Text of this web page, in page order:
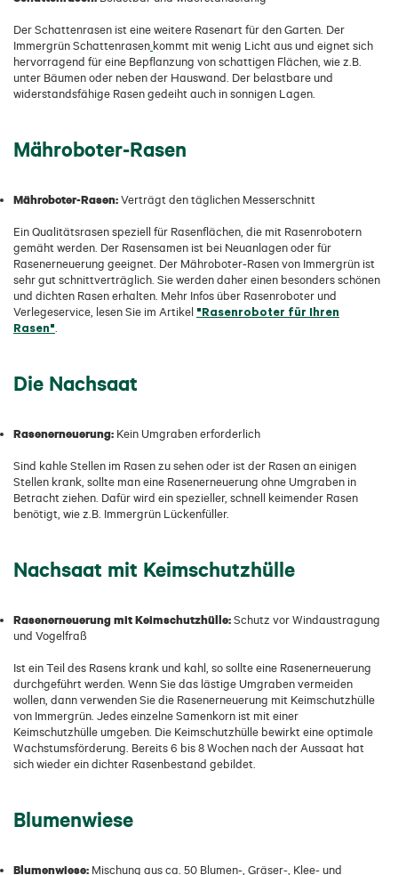
Der Schattenrasen ist eine weitere Rasenart für den Garten. Der
Immergrün Schattenrasen kommt mit wenig Licht aus und eignet sich
hervorragend für eine Bepflanzung von schattigen Flächen, wie z.B.
unter Bäumen oder neben der Hauswand. Der belastbare und
widerstandsfähige Rasen gedeiht auch in sonnigen Lagen.
Mähroboter-Rasen
Mähroboter-Rasen:Verträgt den täglichen Messerschnitt
Ein Qualitätsrasen speziell für Rasenflächen, die mit Rasenrobotern
gemäht werden. Der Rasensamen ist bei Neuanlagen oder für
Rasenerneuerung geeignet. Der Mähroboter-Rasen von Immergrün ist
sehr gut schnittverträglich. Sie werden daher einen besonders schönen
und dichten Rasen erhalten. Mehr Infos über Rasenroboter und
Verlegeservice, lesen Sie im Artikel "Rasenroboter für Ihren
Rasen".
Die Nachsaat
Rasenerneuerung: Kein Umgraben erforderlich
Sind kahle Stellen im Rasen zu sehen oder ist der Rasen an einigen
Stellen krank, sollte man eine Rasenerneuerung ohne Umgraben in
Betracht ziehen. Dafür wird ein spezieller, schnell keimender Rasen
benötigt, wie z.B. Immergrün Lückenfüller.
Nachsaat mit Keimschutzhülle
Rasenerneuerung mit Keimschutzhülle:Schutz vor Windaustragung
und Vogelfraß
Ist ein Teil des Rasens krank und kahl, so sollte eine Rasenerneuerung
durchgeführt werden. Wenn Sie das lästige Umgraben vermeiden
wollen, dann verwenden Sie die Rasenerneuerung mit Keimschutzhülle
von Immergrün. Jedes einzelne Samenkorn ist mit einer
Keimschutzhülle umgeben. Die Keimschutzhülle bewirkt eine optimale
Wachstumsförderung. Bereits 6 bis 8 Wochen nach der Aussaat hat
sich wieder ein dichter Rasenbestand gebildet.
Blumenwiese
Blumenwiese: Mischung aus ca. 50 Blumen-, Gräser-, Klee- und